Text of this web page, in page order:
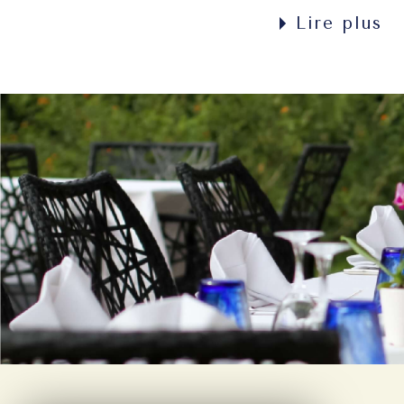
Corps et Mémoire pour l'Esprit ! Cocktail deLire plus